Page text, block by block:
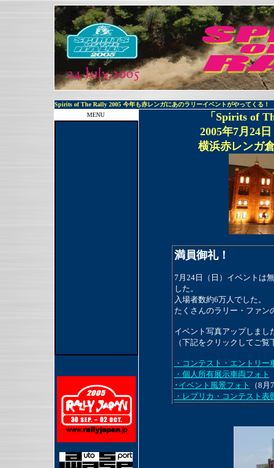
Spirits of The Rally 2005 今年も赤レンガにあのラリーイベントがやってくる！
MENU
「Spirits of
2005年7月24
横浜赤レンガ
満員御礼！
7月24日（日）イベントは
した。
入場者数約6万人でした。
たくさんのラリー・ファン
イベント写真アップしまし
（下記をクリックしてご覧
・コンテスト・エントリー
・ 個人所有展示車両フォト
･イベント風景フォト
（8
・レプリカ・コンテスト表